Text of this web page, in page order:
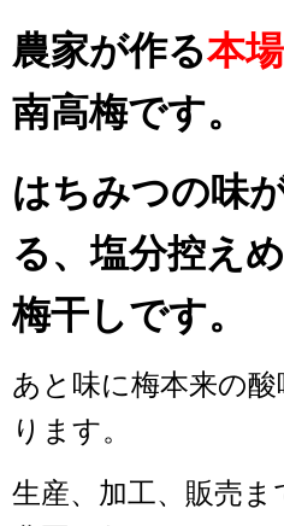
農家が作る本
南高梅です。
はちみつの味
る、塩分控え
梅干しです。
あと味に梅本来の
ります。
生産、加工、販売